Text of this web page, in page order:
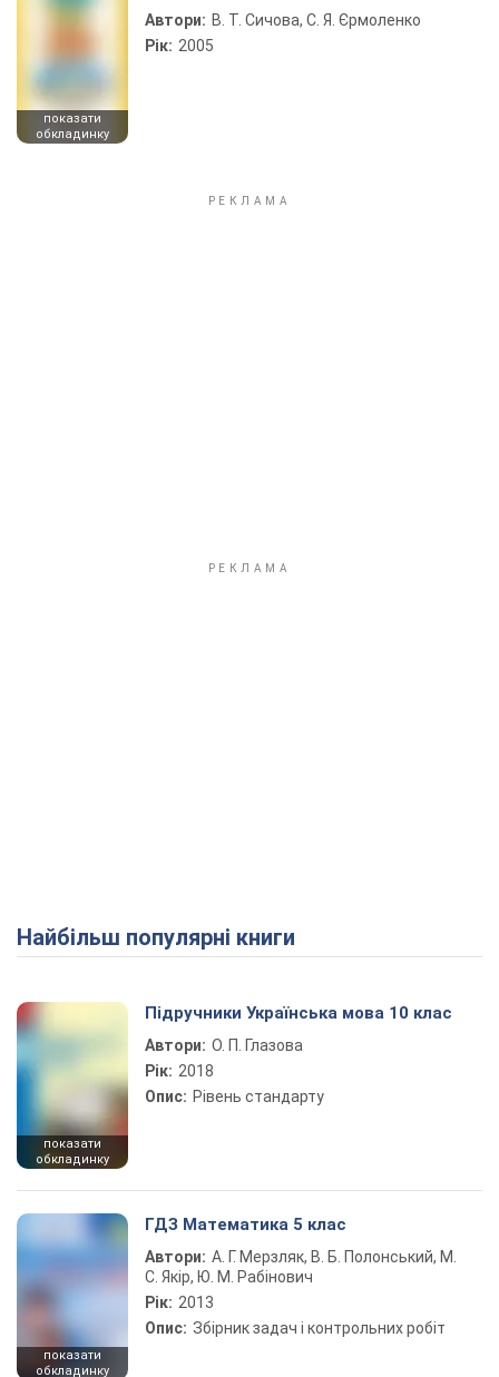
показати
обкладинку
Автори: В. Т. Сичова, С. Я. Єрмоленко
Рік: 2005
Найбільш популярні книги
показати
обкладинку
Підручники Українська мова 10 клас
Автори: О. П. Глазова
Рік: 2018
Опис: Рівень стандарту
показати
обкладинку
ГДЗ Математика 5 клас
Автори: А. Г. Мерзляк, В. Б. Полонський, М.
С. Якір, Ю. М. Рабінович
Рік: 2013
Опис: Збірник задач і контрольних робіт